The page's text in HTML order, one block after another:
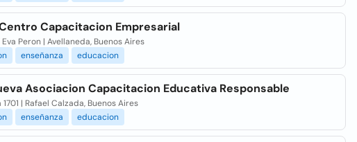
Capacitacion Empresarial
Peron | Avellaneda, Buenos Aires
enseñanza educacion
Asociacion Capacitacion Educativa Responsable
| Rafael Calzada, Buenos Aires
enseñanza educacion